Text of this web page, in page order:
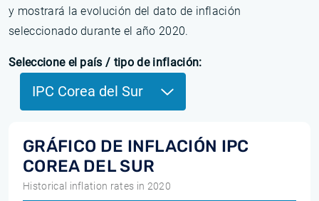
y mostrará la evolución del dato de inflación
seleccionado durante el año 2020.
Seleccione el país / tipo de inflación:
IPC Corea del Sur
GRÁFICO DE INFLACIÓN IPC
COREA DEL SUR
Historical inflation rates in 2020